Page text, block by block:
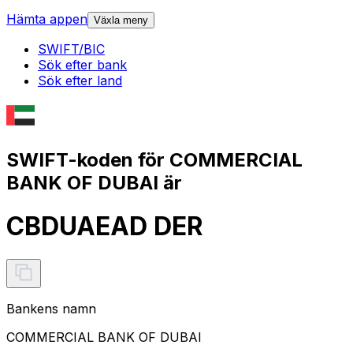
Hämta appen Växla meny
SWIFT/BIC
Sök efter bank
Sök efter land
SWIFT-koden för COMMERCIAL
BANK OF DUBAI är
CBDUAEAD DER
Bankens namn
COMMERCIAL BANK OF DUBAI